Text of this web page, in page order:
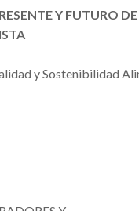
Y FUTURO DE
y Sostenibilidad